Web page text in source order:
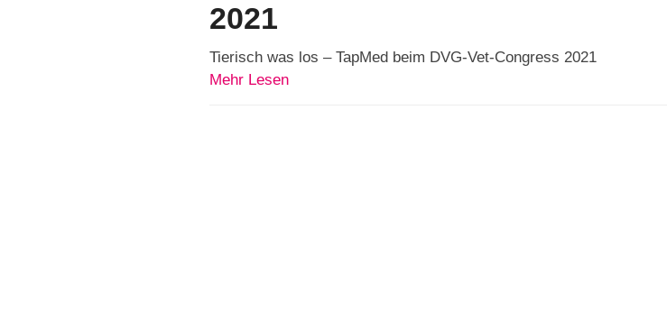
2021
Tierisch was los – TapMed beim DVG-Vet-Congress 2021
Mehr Lesen